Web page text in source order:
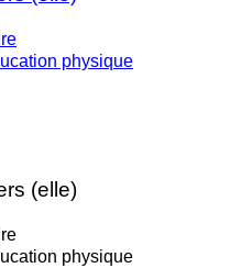
physique
(elle)
physique